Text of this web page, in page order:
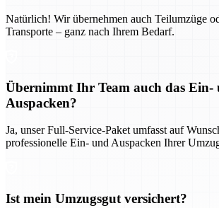
Natürlich! Wir übernehmen auch Teilumzüge
Transporte – ganz nach Ihrem Bedarf.
Übernimmt Ihr Team auch das Ein-
Auspacken?
Ja, unser Full-Service-Paket umfasst auf
professionelle Ein- und Auspacken Ihrer
Ist mein Umzugsgut versichert?